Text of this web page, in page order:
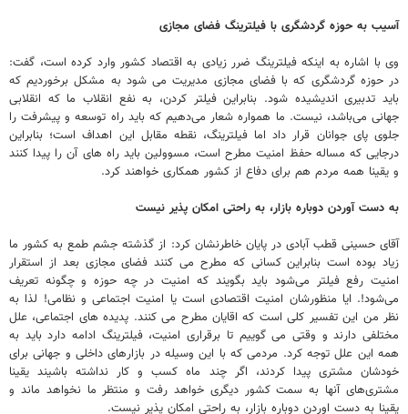
آسیب به حوزه گردشگری با فیلترینگ فضای مجازی
وی با اشاره به اینکه فیلترینگ ضرر زیادی به اقتصاد کشور وارد کرده است، گفت:
در حوزه گردشگری که با فضای مجازی مدیریت می شود به مشکل برخوردیم که
باید تدبیری اندیشیده شود. بنابراین فیلتر کردن، به نفع انقلاب ما که انقلابی
جهانی می‌باشد، نیست. ما همواره شعار می‌دهیم که باید راه توسعه و پیشرفت را
جلوی پای جوانان قرار داد اما فیلترینگ، نقطه مقابل این اهداف است؛ بنابراین
درجایی که مساله حفظ امنیت مطرح است، مسوولین باید راه های آن را پیدا کنند
و یقینا همه مردم هم برای دفاع از کشور همکاری خواهند کرد.
به دست آوردن دوباره بازار، به راحتی امکان پذیر نیست
آقای حسینی قطب آبادی در پایان خاطرنشان کرد: از گذشته جشم طمع به کشور ما
زیاد بوده است بنابراین کسانی که مطرح می کنند فضای مجازی بعد از استقرار
امنیت رفع فیلتر می‌شود باید بگویند که امنیت در چه حوزه و چگونه تعریف
می‌شود!. ایا منظورشان امنیت اقتصادی است یا امنیت اجتماعی و نظامی! لذا به
نظر من این تفسیر کلی است که اقایان مطرح می کنند. پدیده های اجتماعی، علل
مختلفی دارند و وقتی می گوییم تا برقراری امنیت، فیلترینگ ادامه دارد باید به
همه این علل توجه کرد. مردمی که با این وسیله در بازارهای داخلی و جهانی برای
خودشان مشتری پیدا کردند، اگر چند ماه کسب و کار نداشته باشیند یقینا
مشتری‌های آنها به سمت کشور دیگری خواهد رفت و منتظر ما نخواهد ماند و
یقینا به دست اوردن دوباره بازار، به راحتی امکان پذیر نیست.